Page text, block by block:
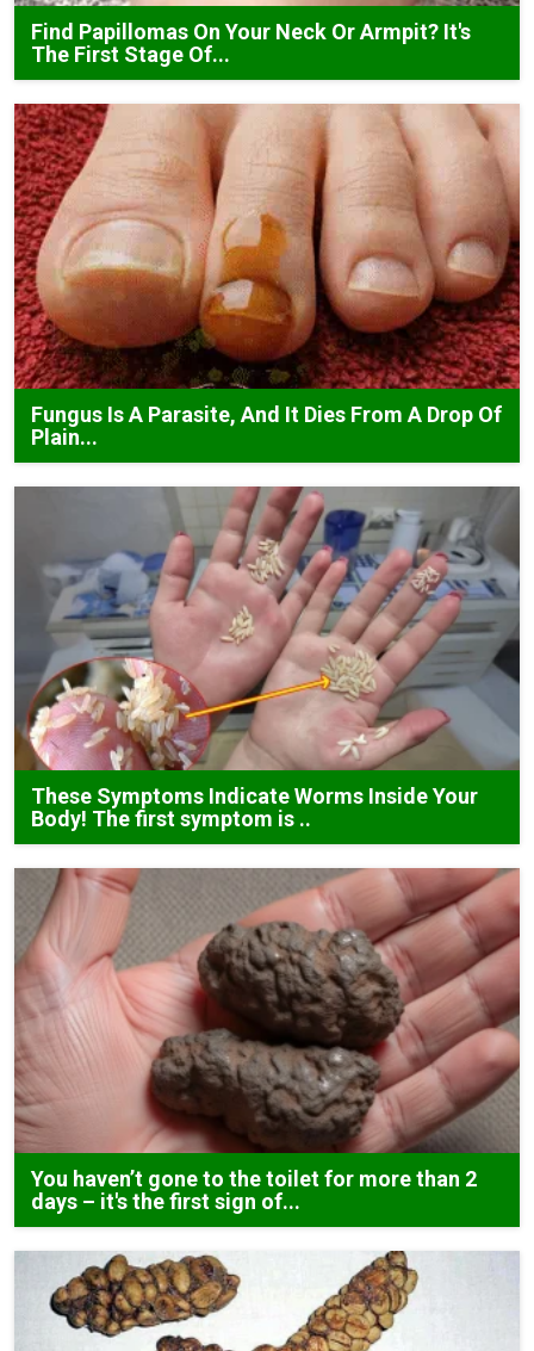
Find Papillomas On Your Neck Or Armpit? It's
The First Stage Of...
Fungus Is A Parasite, And It Dies From A Drop Of
Plain...
These Symptoms Indicate Worms Inside Your
Body! The first symptom is ..
You haven’t gone to the toilet for more than 2
days – it's the first sign of...